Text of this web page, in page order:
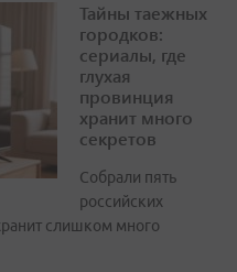
Тайны таежных
городков:
сериалы, где
глухая
провинция
хранит много
секретов
Собрали пять
российских
слишком много